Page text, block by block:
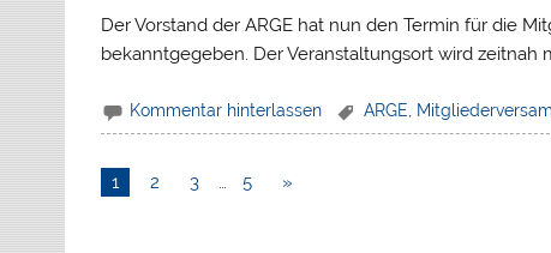
Der Vorstand der ARGE hat nun den Termin für die
bekanntgegeben. Der Veranstaltungsort wird
Kommentar hinterlassen ARGE
1 2 3 … 5 »